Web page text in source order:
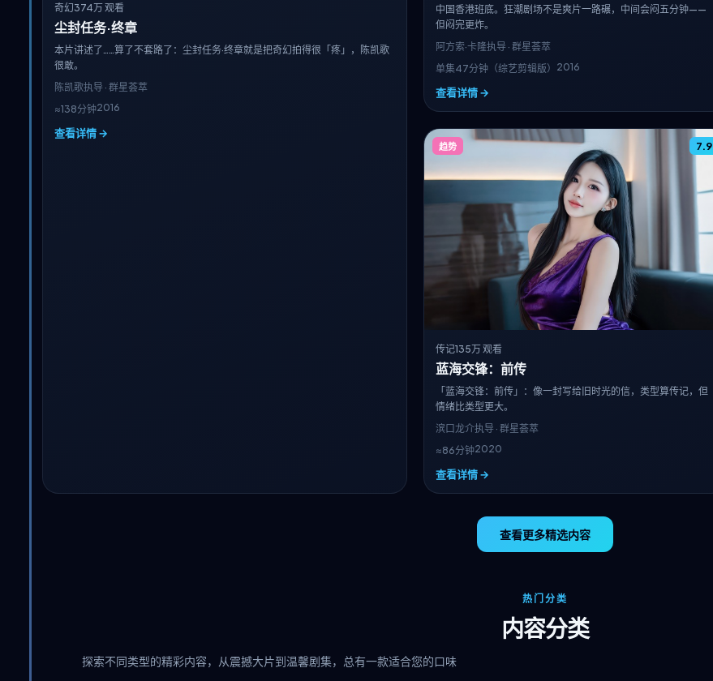
奇幻374万 观看
尘封任务·终章
本片讲述了……算了不套路了：尘封任务·终章就是把奇幻拍得很「疼」，陈凯歌
很敢。
陈凯歌执导 · 群星荟萃
≈138分钟2016
查看详情 →
中国香港班底。狂潮剧场不是爽片一路碾，中间会闷五分钟——
但闷完更炸。
阿方索·卡隆执导 · 群星荟萃
单集47分钟（综艺剪辑版） 2016
查看详情 →
趋势 7.9
传记135万 观看
蓝海交锋：前传
「蓝海交锋：前传」：像一封写给旧时光的信，类型算传记，但
情绪比类型更大。
滨口龙介执导 · 群星荟萃
≈86分钟2020
查看详情 →
查看更多精选内容
热门分类
内容分类
探索不同类型的精彩内容，从震撼大片到温馨剧集，总有一款适合您的口味